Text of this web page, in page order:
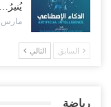
يُنيرُ…
مارس 4, 2024
السابق التالي
رياضة